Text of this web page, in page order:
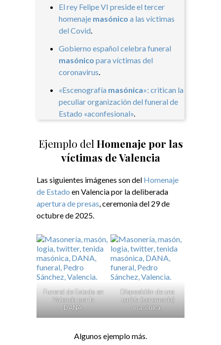
El rey Felipe VI preside el tercer
homenaje masónico a las víctimas
del Covid.
Gobierno español celebra funeral
masónico para víctimas del
coronavirus.
«Escenografía masónica»: critican la
peculiar organización del funeral de
Estado «aconfesional»​.
Ejemplo del Homenaje por las
víctimas de Valencia
Las siguientes imágenes son del Homenaje
de Estado en Valencia por la deliberada
apertura de presas, ceremonia del 29 de
octubre de 2025.
Funeral de Estado en
Valencia por la
DANA.
Disposición de una
tenida (ceremonia)
masónica.
Algunos ejemplo más.